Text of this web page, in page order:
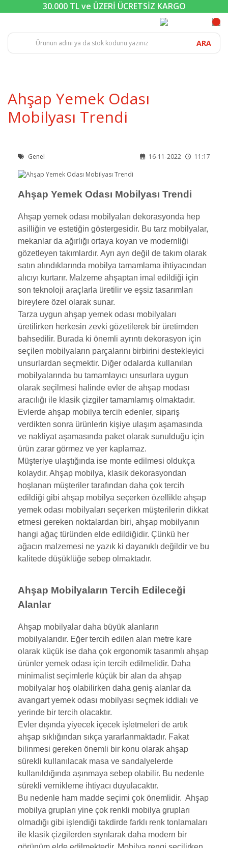
30.000 TL ve ÜZERİ ÜCRETSİZ KARGO
ARA
Ahşap Yemek Odası
Mobilyası Trendi
Genel 16-11-2022 11:17
Ahşap Yemek Odası Mobilyası Trendi
Ahşap yemek odası mobilyaları dekorasyonda hep
asilliğin ve estetiğin göstergesidir. Bu tarz mobilyalar,
mekanlar da ağırlığı ortaya koyan ve modernliği
gözetleyen takımlardır. Ayrı ayrı değil de takım olarak
satın alındıklarında mobilya tamamlama ihtiyacından
alıcıyı kurtarır. Malzeme ahşaptan imal edildiği için
son teknoloji araçlarla üretilir ve eşsiz tasarımları
bireylere özel olarak sunar.
Tarza uygun ahşap yemek odası mobilyaları
üretilirken herkesin zevki gözetilerek bir üretimden
bahsedilir. Burada ki önemli ayrıntı dekorasyon için
seçilen mobilyaların parçalarını birbirini destekleyici
unsurlardan seçmektir. Diğer odalarda kullanılan
mobilyalarında bu tamamlayıcı unsurlara uygun
olarak seçilmesi halinde evler de ahşap modası
aracılığı ile klasik çizgiler tamamlamış olmaktadır.
Evlerde ahşap mobilya tercih edenler, sipariş
verdikten sonra ürünlerin kişiye ulaşım aşamasında
ve nakliyat aşamasında paket olarak sunulduğu için
ürün zarar görmez ve yer kaplamaz.
Müşteriye ulaştığında ise monte edilmesi oldukça
kolaydır. Ahşap mobilya, klasik dekorasyondan
hoşlanan müşteriler tarafından daha çok tercih
edildiği gibi ahşap mobilya seçerken özellikle ahşap
yemek odası mobilyaları seçerken müşterilerin dikkat
etmesi gereken noktalardan biri, ahşap mobilyanın
hangi ağaç türünden elde edildiğidir. Çünkü her
ağacın malzemesi ne yazık ki dayanıklı değildir ve bu
kalitede düşüklüğe sebep olmaktadır.
Ahşap Mobilyaların Tercih Edileceği
Alanlar
Ahşap mobilyalar daha büyük alanların
mobilyalarıdır. Eğer tercih edilen alan metre kare
olarak küçük ise daha çok ergonomik tasarımlı ahşap
ürünler yemek odası için tercih edilmelidir. Daha
minimalist seçimlerle küçük bir alan da ahşap
mobilyalar hoş olabilirken daha geniş alanlar da
avangart yemek odası mobilyası seçmek iddialı ve
yerinde bir tercih olacaktır.
Evler dışında yiyecek içecek işletmeleri de artık
ahşap sıklığından sıkça yararlanmaktadır. Fakat
bilinmesi gereken önemli bir konu olarak ahşap
sürekli kullanılacak masa ve sandalyelerde
kullanıldığında aşınmaya sebep olabilir. Bu nedenle
sürekli vernikleme ihtiyacı duyulacaktır.
Bu nedenle ham madde seçimi çok önemlidir. Ahşap
mobilya grupları yine çok renkli mobilya grupları
olmadığı gibi işlendiği takdirde farklı renk tonlamaları
ile klasik çizgilerden sıyrılarak daha modern bir